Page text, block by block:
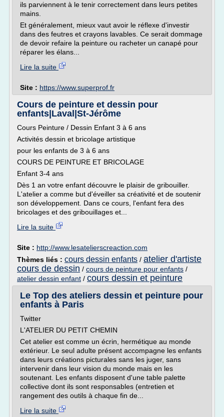
ils parviennent à le tenir correctement dans leurs petites
mains.
Et généralement, mieux vaut avoir le réflexe d'investir
dans des feutres et crayons lavables. Ce serait dommage
de devoir refaire la peinture ou racheter un canapé pour
réparer les élans...
Lire la suite
Site : https://www.superprof.fr
Cours de peinture et dessin pour
enfants|Laval|St-Jérôme
Cours Peinture / Dessin Enfant 3 à 6 ans
Activités dessin et bricolage artistique
pour les enfants de 3 à 6 ans
COURS DE PEINTURE ET BRICOLAGE
Enfant 3-4 ans
Dès 1 an votre enfant découvre le plaisir de gribouiller.
L'atelier a comme but d'éveiller sa créativité et de soutenir
son développement. Dans ce cours, l'enfant fera des
bricolages et des gribouillages et...
Lire la suite
Site : http://www.lesatelierscreaction.com
Thèmes liés : cours dessin enfants / atelier d'artiste
cours de dessin / cours de peinture pour enfants /
atelier dessin enfant / cours dessin et peinture
Le Top des ateliers dessin et peinture pour
enfants à Paris
Twitter
L'ATELIER DU PETIT CHEMIN
Cet atelier est comme un écrin, hermétique au monde
extérieur. Le seul adulte présent accompagne les enfants
dans leurs créations picturales sans les juger, sans
intervenir dans leur vision du monde mais en les
soutenant. Les enfants disposent d'une table palette
collective dont ils sont responsables (entretien et
rangement des outils à chaque fin de...
Lire la suite